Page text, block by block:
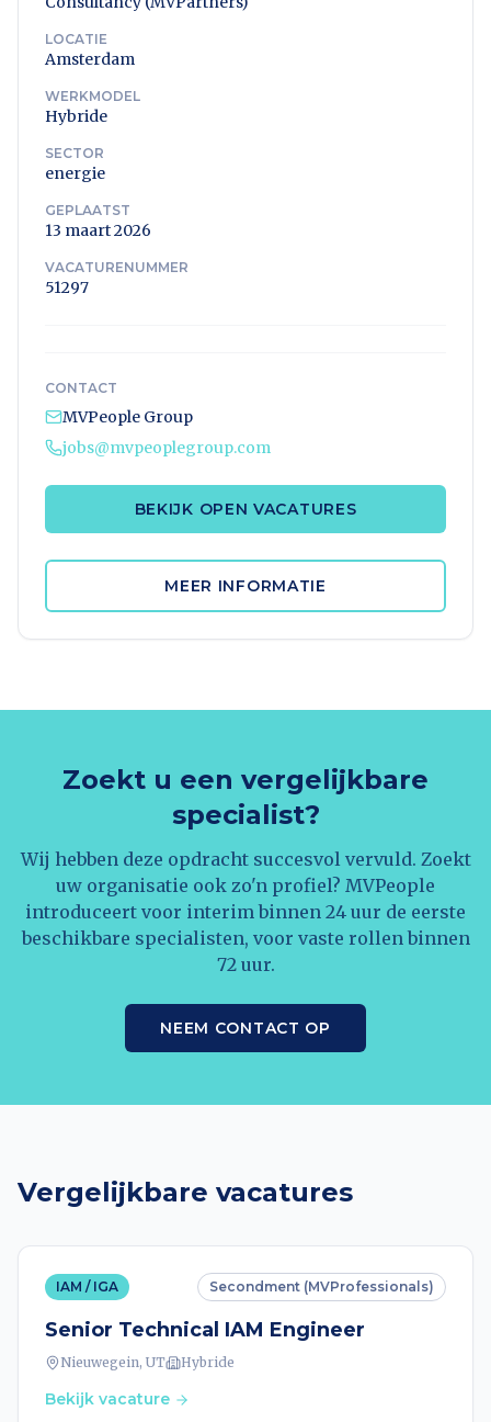
LOCATIE
Amsterdam
WERKMODEL
Hybride
SECTOR
energie
GEPLAATST
13 maart 2026
VACATURENUMMER
51297
CONTACT
MVPeople Group
jobs@mvpeoplegroup.com
BEKIJK OPEN VACATURES
MEER INFORMATIE
Zoekt u een vergelijkbare
specialist?
Wij hebben deze opdracht succesvol vervuld. Zoekt
uw organisatie ook zo'n profiel? MVPeople
introduceert voor interim binnen 24 uur de eerste
beschikbare specialisten, voor vaste rollen binnen
72 uur.
NEEM CONTACT OP
Vergelijkbare vacatures
IAM / IGA Secondment (MVProfessionals)
Senior Technical IAM Engineer
Nieuwegein, UT Hybride
Bekijk vacature